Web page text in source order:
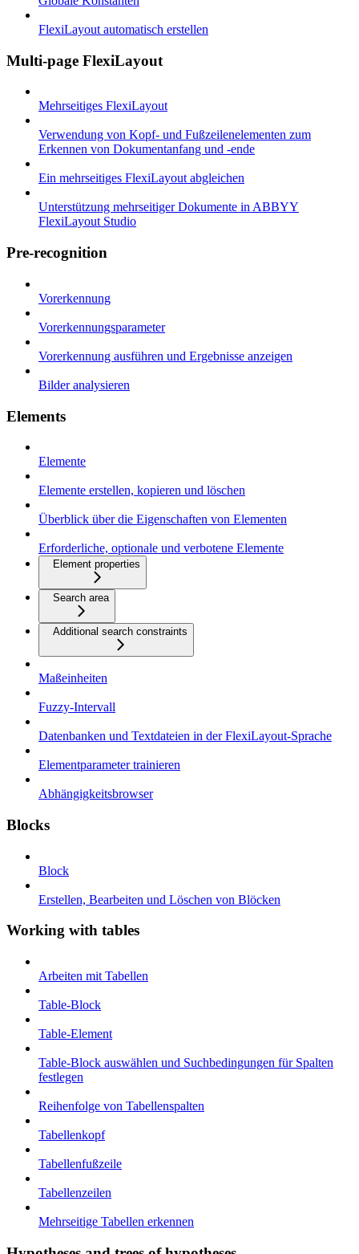
FlexiLayout automatisch erstellen
Multi-page FlexiLayout
Mehrseitiges FlexiLayout
Verwendung von Kopf- und Fußzeilenelementen zum
Erkennen von Dokumentanfang und -ende
Ein mehrseitiges FlexiLayout abgleichen
Unterstützung mehrseitiger Dokumente in ABBYY
FlexiLayout Studio
Pre-recognition
Vorerkennung
Vorerkennungsparameter
Vorerkennung ausführen und Ergebnisse anzeigen
Bilder analysieren
Elements
Elemente
Elemente erstellen, kopieren und löschen
Überblick über die Eigenschaften von Elementen
Erforderliche, optionale und verbotene Elemente
Element properties
Search area
Additional search constraints
Maßeinheiten
Fuzzy-Intervall
Datenbanken und Textdateien in der FlexiLayout-Sprache
Elementparameter trainieren
Abhängigkeitsbrowser
Blocks
Block
Erstellen, Bearbeiten und Löschen von Blöcken
Working with tables
Arbeiten mit Tabellen
Table-Block
Table-Element
Table-Block auswählen und Suchbedingungen für Spalten
festlegen
Reihenfolge von Tabellenspalten
Tabellenkopf
Tabellenfußzeile
Tabellenzeilen
Mehrseitige Tabellen erkennen